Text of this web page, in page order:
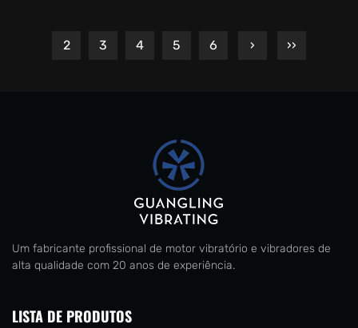
2 3 4 5 6 › ››
Um fabricante profissional de motor vibratório e vibradores de
alta qualidade com 20 anos de experiência.
LISTA DE PRODUTOS